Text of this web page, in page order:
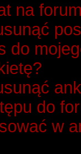
na
do
do
w